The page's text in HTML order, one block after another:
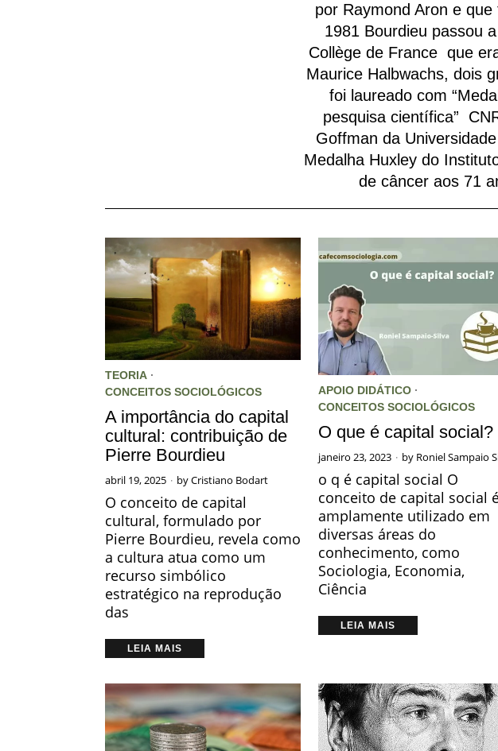
por Raymond Aron e
1981 Bourdieu passou
Collège de France que
Maurice Halbwachs, dois
foi laureado com
pesquisa científica”
Goffman da
Medalha Huxley do
de câncer aos 71
TEORIA ·
CONCEITOS SOCIOLÓGICOS
A importância do capital
cultural: contribuição de
Pierre Bourdieu
abril 19, 2025 byCristiano Bodart
O conceito de capital
cultural, formulado por
Pierre Bourdieu, revela como
a cultura atua como um
recurso simbólico
estratégico na reprodução
das
LEIA MAIS
APOIO DIDÁTICO ·
CONCEITOS SOCIOLÓGICOS
O que é capital social?
janeiro 23, 2023 by Roniel Sampaio
o q é capital social O
conceito de capital social
amplamente utilizado em
diversas áreas do
conhecimento, como
Sociologia, Economia,
Ciência
LEIA MAIS